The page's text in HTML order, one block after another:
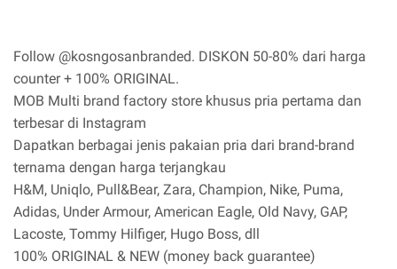
Follow @kosngosanbranded. DISKON 50-80% dari harga
counter + 100% ORIGINAL.
MOB Multi brand factory store khusus pria pertama dan
terbesar di Instagram
Dapatkan berbagai jenis pakaian pria dari brand-brand
ternama dengan harga terjangkau
H&M, Uniqlo, Pull&Bear, Zara, Champion, Nike, Puma,
Adidas, Under Armour, American Eagle, Old Navy, GAP,
Lacoste, Tommy Hilfiger, Hugo Boss, dll
100% ORIGINAL & NEW (money back guarantee)